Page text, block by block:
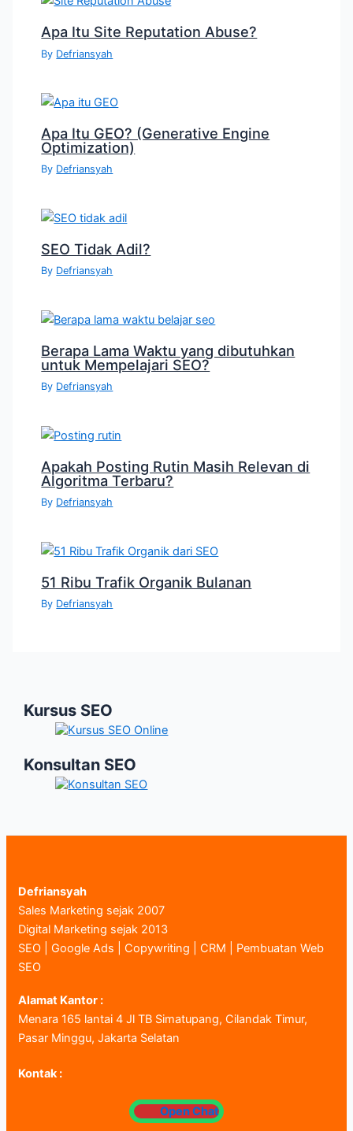
Apa Itu Site Reputation Abuse?
By Defriansyah
Apa Itu GEO? (Generative Engine
Optimization)
By Defriansyah
SEO Tidak Adil?
By Defriansyah
Berapa Lama Waktu yang dibutuhkan
untuk Mempelajari SEO?
By Defriansyah
Apakah Posting Rutin Masih Relevan di
Algoritma Terbaru?
By Defriansyah
51 Ribu Trafik Organik Bulanan
By Defriansyah
Kursus SEO
Konsultan SEO
Defriansyah
Sales Marketing sejak 2007
Digital Marketing sejak 2013
SEO | Google Ads | Copywriting | CRM | Pembuatan Web
SEO
Alamat Kantor :
Menara 165 lantai 4 Jl TB Simatupang, Cilandak Timur,
Pasar Minggu, Jakarta Selatan
Kontak :
Open Chat